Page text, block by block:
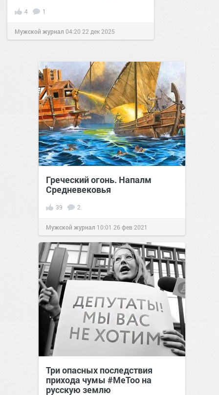
4 1
Мужской журнал 04:20 22 дек 2025
Греческий огонь. Напалм
Средневековья
39 2
Мужской журнал 10:01 26 фев 2021
Три опасных последствия
прихода чумы #MeToo на
русскую землю